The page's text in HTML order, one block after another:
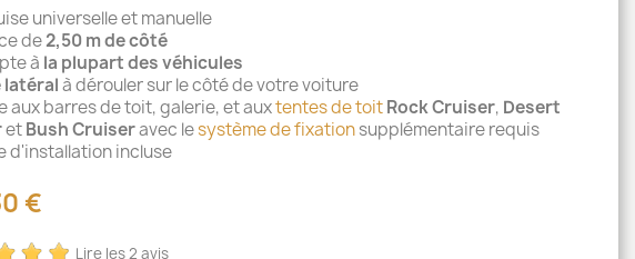
universelle et manuelle
de2,50 m de côté
à la plupart des véhicules
latéralà dérouler sur le côté de votre voiture
aux barres de toit, galerie, et auxtentes de toitRock Cruiser, Desert
etBush Cruiseravec lesystème de fixationsupplémentaire requis
d'installation incluse
€
Lire les 2 avis